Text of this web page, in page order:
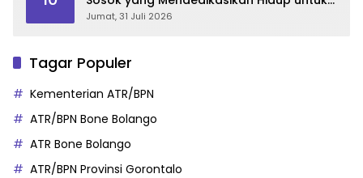
Gorontalo
Jumat, 31 Juli 2026
Tagar Populer
Kementerian ATR/BPN
ATR/BPN Bone Bolango
ATR Bone Bolango
ATR/BPN Provinsi Gorontalo